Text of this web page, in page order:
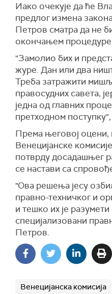
Иако очекује да ће
предлог измена
Петров сматра да не
окончањем
"Замолио бих и
журе. Дан или два
Треба затражити
правосудних савета,
једна од главних
претходном
Према његовој
Венецијанске
потврду досадашњег
се настави са
"Ова решења јесу
правно-техничког и
и тешко их је
специјализовани
Петров.
Венецијанска комисија